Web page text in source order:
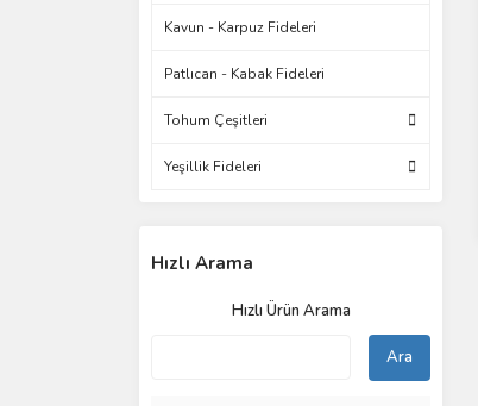
Kavun - Karpuz Fideleri
Patlıcan - Kabak Fideleri
Tohum Çeşitleri
Yeşillik Fideleri
Hızlı Arama
Hızlı Ürün Arama
Ara